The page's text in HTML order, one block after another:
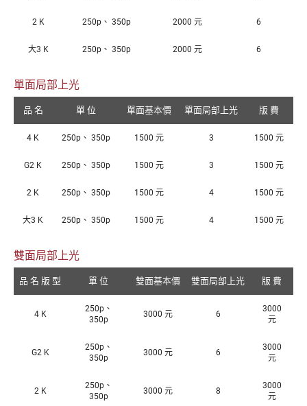
2 K 250p、 350p 2000 元 6
大3 K 250p、 350p 2000 元 6
單面局部上光
品 名 單 位 單面基本價 單面局部上光 版 費
4 K 250p、 350p 1500 元 3 1500 元
G2 K 250p、 350p 1500 元 3 1500 元
2 K 250p、 350p 1500 元 4 1500 元
大3 K 250p、 350p 1500 元 4 1500 元
雙面局部上光
品 名 版 型 單 位 雙面基本價 雙面局部上光 版 費
4 K
250p、
350p
3000 元 6
3000
元
G2 K
250p、
350p
3000 元 6
3000
元
2 K
250p、
350p
3000 元 8
3000
元